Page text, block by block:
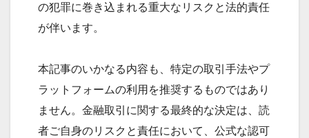
の犯罪に巻き込まれる重大なリスクと法的責任
が伴います。
本記事のいかなる内容も、特定の取引手法やプ
ラットフォームの利用を推奨するものではあり
ません。金融取引に関する最終的な決定は、読
者ご自身のリスクと責任において、公式な認可